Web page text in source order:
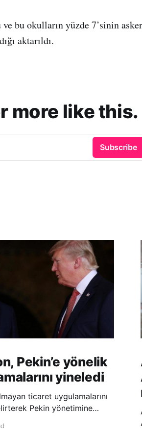
bu okulların yüzde 7’sinin
aktarıldı.
more like this.
Subscribe
Pekin’e yönelik
yineledi
ticaret uygulamalarını
Pekin yönetimine
fikri mülkiyet ve teknoloji